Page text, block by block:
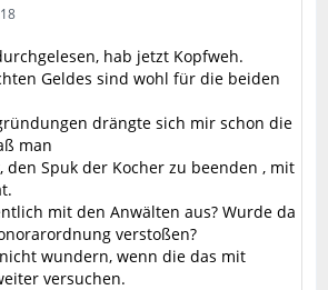
hab jetzt Kopfweh.
Geldes sind wohl für die beiden
drängte sich mir schon die
man
den Spuk der Kocher zu beenden , mit
mit den Anwälten aus? Wurde da
verstoßen?
wundern, wenn die das mit
versuchen.